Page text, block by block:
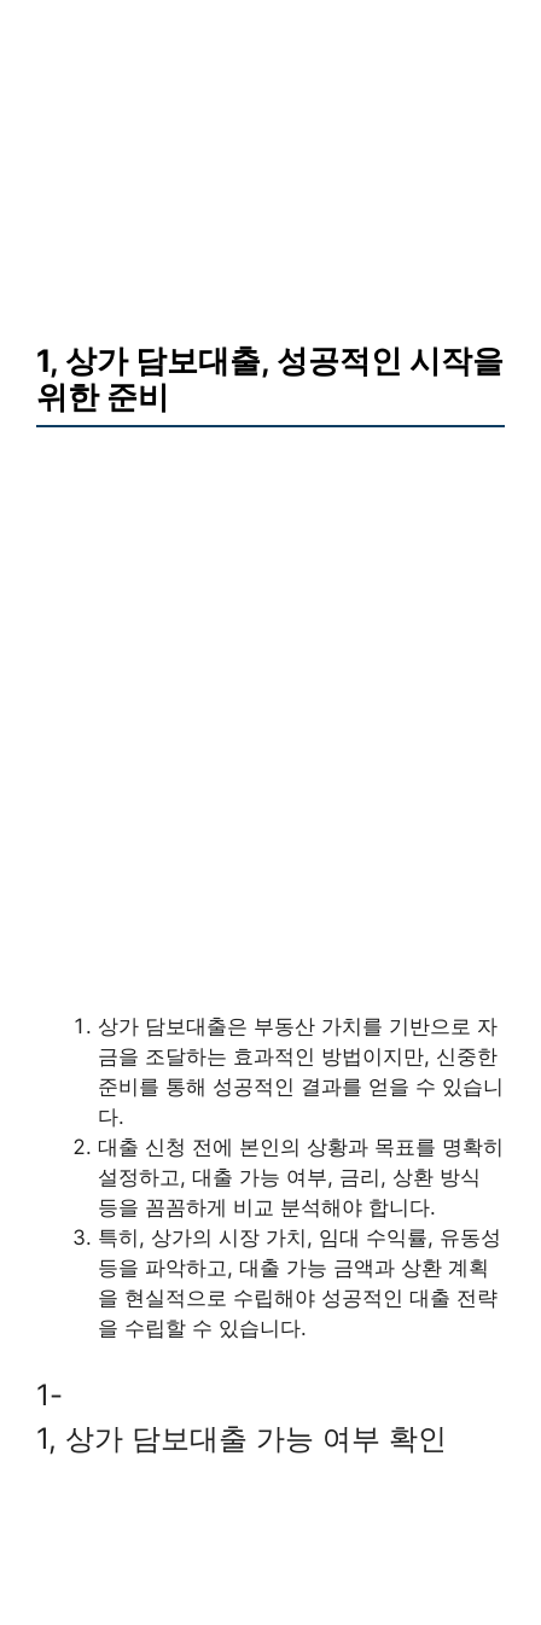
1, 상가 담보대출, 성공적인 시작을
위한 준비
상가 담보대출은 부동산 가치를 기반으로 자
금을 조달하는 효과적인 방법이지만, 신중한
준비를 통해 성공적인 결과를 얻을 수 있습니
다.
대출 신청 전에 본인의 상황과 목표를 명확히
설정하고, 대출 가능 여부, 금리, 상환 방식
등을 꼼꼼하게 비교 분석해야 합니다.
특히, 상가의 시장 가치, 임대 수익률, 유동성
등을 파악하고, 대출 가능 금액과 상환 계획
을 현실적으로 수립해야 성공적인 대출 전략
을 수립할 수 있습니다.
1-
1, 상가 담보대출 가능 여부 확인